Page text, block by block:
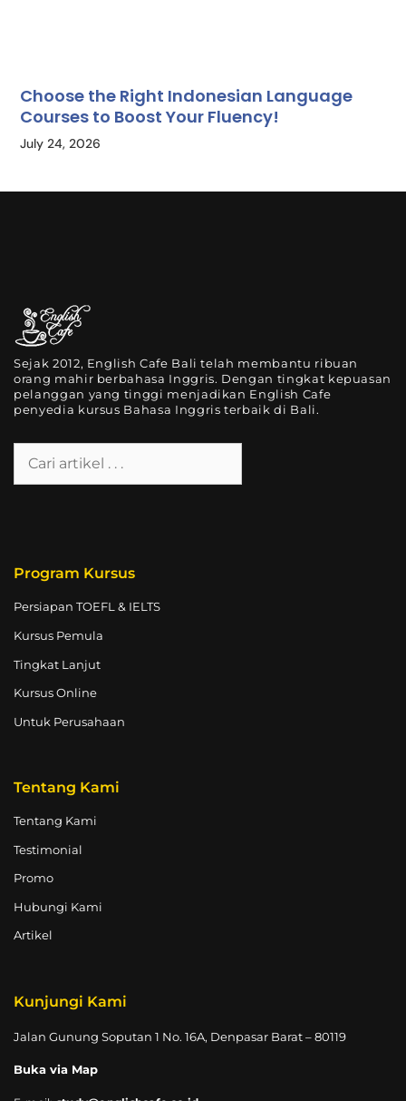
Choose the Right Indonesian Language
Courses to Boost Your Fluency!
July 24, 2026
Sejak 2012, English Cafe Bali telah membantu ribuan
orang mahir berbahasa Inggris. Dengan tingkat kepuasan
pelanggan yang tinggi menjadikan English Cafe
penyedia kursus Bahasa Inggris terbaik di Bali.
Program Kursus
Persiapan TOEFL & IELTS
Kursus Pemula
Tingkat Lanjut
Kursus Online
Untuk Perusahaan
Tentang Kami
Tentang Kami
Testimonial
Promo
Hubungi Kami
Artikel
Kunjungi Kami
Jalan Gunung Soputan 1 No. 16A, Denpasar Barat – 80119
Buka via Map